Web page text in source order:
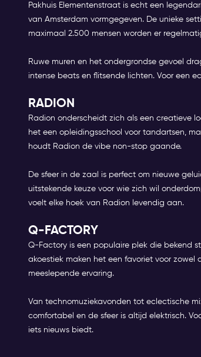
Pakhuis Elementenstraat is echt een
van Amsterdam vormgegeven. De unieke
maximaal 2.500 mensen worden er
Ruwe muren en het ondergrondse gevoel
intense beats en flitsende lichten. Voor een
RADION
Radion onderscheidt zich als een creatieve
het een opleidingsschool voor tandartsen,
houdt Radion de vibe non-stop gaande.
De sfeer in de zaal is perfect om nieuwe
uitstekende keuze voor wie zich wil
voelt elke hoek van Radion levendig aan.
Q-FACTORY
Q-Factory is een populaire plek die bekend
akoestiek maken het een favoriet voor zowel
meeslepende ervaring.
Van technomuziekavonden tot eclectische
comfortabel en de sfeer is altijd elektrisch.
iets nieuws biedt.